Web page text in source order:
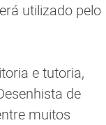
utilizado pelo
e tutoria,
de
muitos